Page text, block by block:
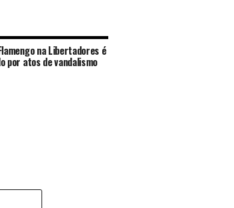
na Libertadores é
por atos de vandalismo